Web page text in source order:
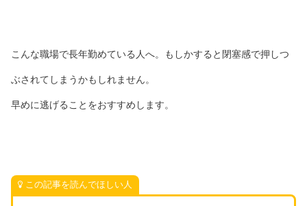
こんな職場で長年勤めている人へ。もしかすると閉塞感で押しつ
ぶされてしまうかもしれません。
早めに逃げることをおすすめします。
この記事を読んでほしい人